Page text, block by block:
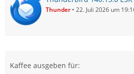
Thunder 22. Juli 2026 um
Kaffee ausgeben für: